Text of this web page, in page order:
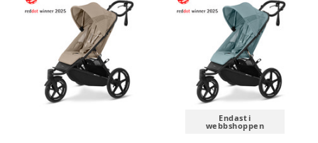
Endast i
webbshoppen